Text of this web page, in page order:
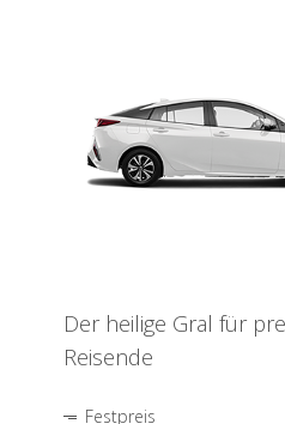
Der heilige Gral für
Reisende
Festpreis